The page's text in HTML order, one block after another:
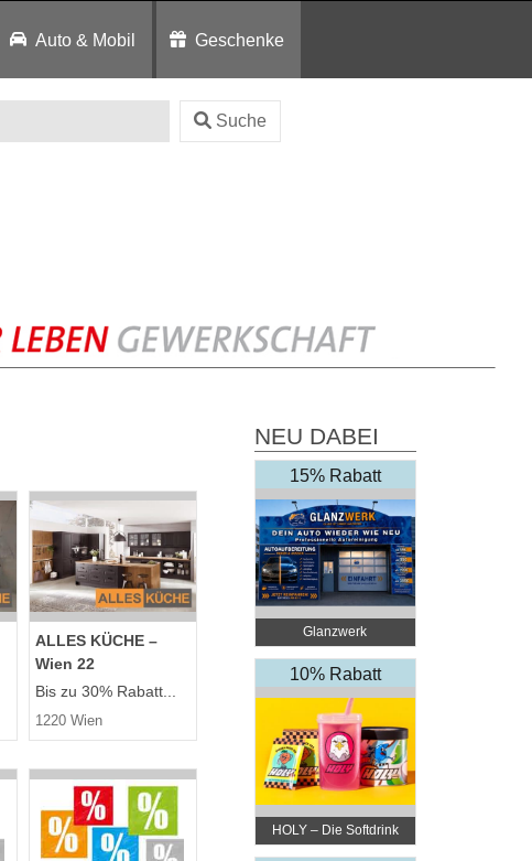
Auto & Mobil Geschenke
Suche
ALLES KÜCHE –
Wien 22
Bis zu 30% Rabatt...
1220 Wien
NEU DABEI
15% Rabatt
Glanzwerk
Autoreinigung
10% Rabatt
HOLY – Die Softdrink
Revolution